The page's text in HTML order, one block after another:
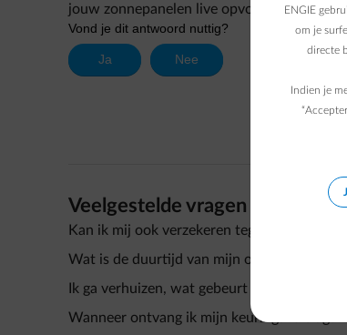
jouw zonnepanelen live opvolgen, lampen
Veelgestelde vragen
Kan ik mij ook verzekeren tegen een
Wat is de duurtijd van mijn
Ik ga verhuizen, wat gebeurt er met mijn
Wanneer ontvang ik mijn keuringsverslag?
ENGIE
om je
directe
Indien je